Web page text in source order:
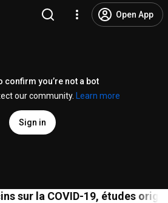
Open App
confirm you’re not a bot
our community.
Learn more
Sign in
sur la COVID-19, études